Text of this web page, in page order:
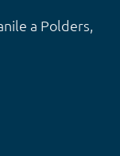
a Polders,